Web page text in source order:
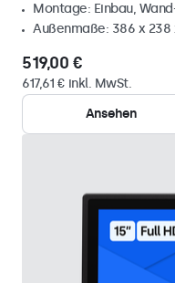
Montage: Einbau,
Außenmaße: 386 x 238
519,00 €
617,61 € inkl. MwSt.
Ansehen